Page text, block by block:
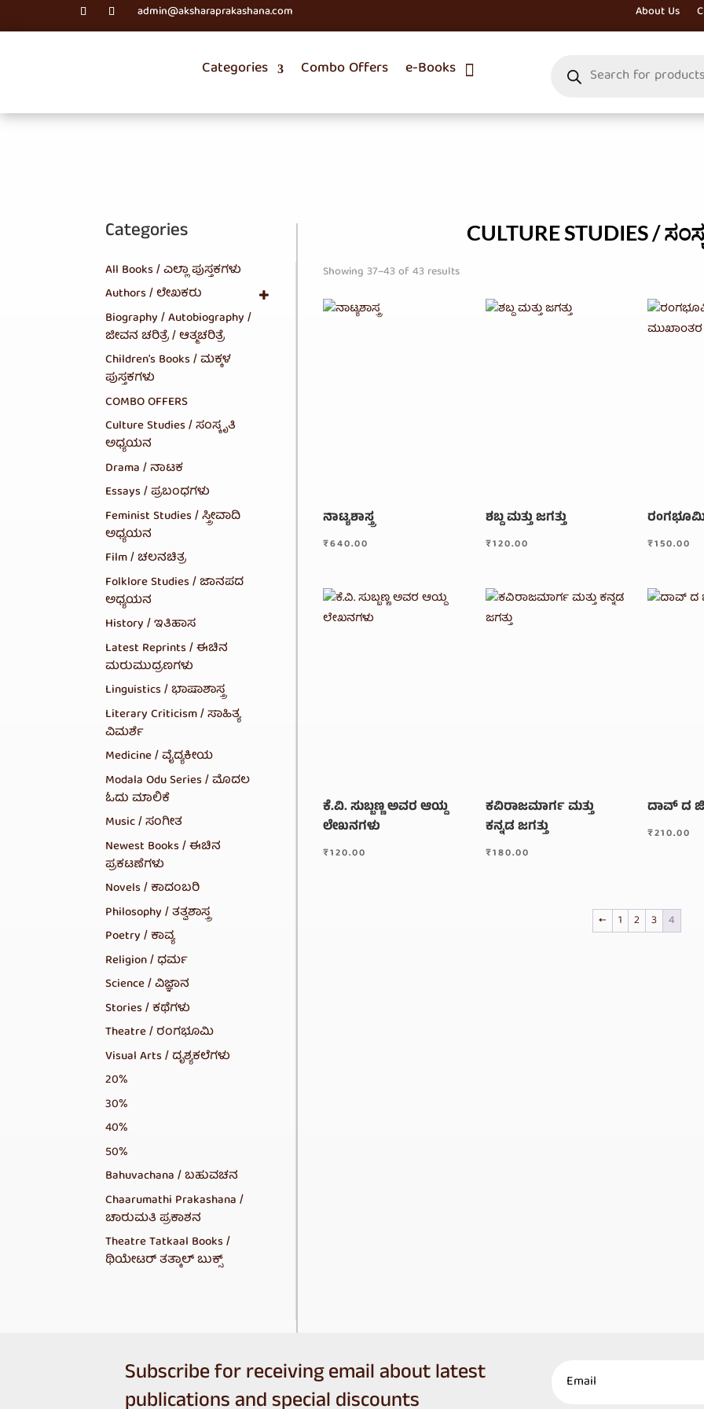
admin@aksharaprakashana.com About Us
Categories Combo Offers e-Books search
Categories
All Books / ಎಲ್ಲಾ ಪುಸ್ತಕಗಳು
Authors / ಲೇಖಕರು
Biography / Autobiography /
ಜೀವನ ಚರಿತ್ರೆ / ಆತ್ಮಚರಿತ್ರೆ
Children's Books / ಮಕ್ಕಳ
ಪುಸ್ತಕಗಳು
COMBO OFFERS
Culture Studies / ಸಂಸ್ಕೃತಿ
ಅಧ್ಯಯನ
Drama / ನಾಟಕ
Essays / ಪ್ರಬಂಧಗಳು
Feminist Studies / ಸ್ತ್ರೀವಾದಿ
ಅಧ್ಯಯನ
Film / ಚಲನಚಿತ್ರ
Folklore Studies / ಜಾನಪದ
ಅಧ್ಯಯನ
History / ಇತಿಹಾಸ
Latest Reprints / ಈಚಿನ
ಮರುಮುದ್ರಣಗಳು
Linguistics / ಭಾಷಾಶಾಸ್ತ್ರ
Literary Criticism / ಸಾಹಿತ್ಯ
ವಿಮರ್ಶೆ
Medicine / ವೈದ್ಯಕೀಯ
Modala Odu Series / ಮೊದಲ
ಓದು ಮಾಲಿಕೆ
Music / ಸಂಗೀತ
Newest Books / ಈಚಿನ
ಪ್ರಕಟಣೆಗಳು
Novels / ಕಾದಂಬರಿ
Philosophy / ತತ್ವಶಾಸ್ತ್ರ
Poetry / ಕಾವ್ಯ
Religion / ಧರ್ಮ
Science / ವಿಜ್ಞಾನ
Stories / ಕಥೆಗಳು
Theatre / ರಂಗಭೂಮಿ
Visual Arts / ದೃಶ್ಯಕಲೆಗಳು
20%
30%
40%
50%
Bahuvachana / ಬಹುವಚನ
Chaarumathi Prakashana /
ಚಾರುಮತಿ ಪ್ರಕಾಶನ
Theatre Tatkaal Books /
ಥಿಯೇಟರ್ ತತ್ಕಾಲ್ ಬುಕ್ಸ್
CULTURE STUDIES /
Showing 37–43 of 43 resultsSorted
average
ನಾಟ್ಯಶಾಸ್ತ್ರ
₹640.00
ಶಬ್ದ ಮತ್ತು ಜಗತ್ತು
₹120.00 ₹150.00
ಕೆ.ವಿ. ಸುಬ್ಬಣ್ಣ ಅವರ ಆಯ್ದ
ಲೇಖನಗಳು
₹120.00
ಕವಿರಾಜಮಾರ್ಗ ಮತ್ತು
ಕನ್ನಡ ಜಗತ್ತು
₹180.00
ದಾವ್ ದ
₹210.00
← 1 2 3 4
Subscribe for receiving email about latest
publications and special discounts